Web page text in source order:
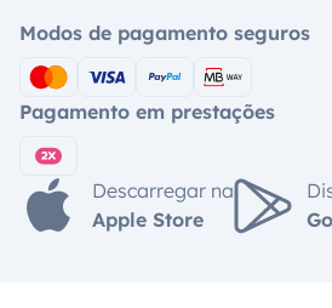
Modos de pagamento seguros
Pagamento em prestações
Descarregar na
Apple Store